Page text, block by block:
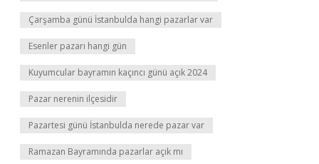
Çarşamba günü İstanbulda hangi pazarlar var
Esenler pazarı hangi gün
Kuyumcular bayramın kaçıncı günü açık 2024
Pazar nerenin ilçesidir
Pazartesi günü İstanbulda nerede pazar var
Ramazan Bayramında pazarlar açık mı